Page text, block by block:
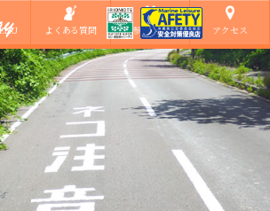
よくある質問 ご参加の方へ アクセス